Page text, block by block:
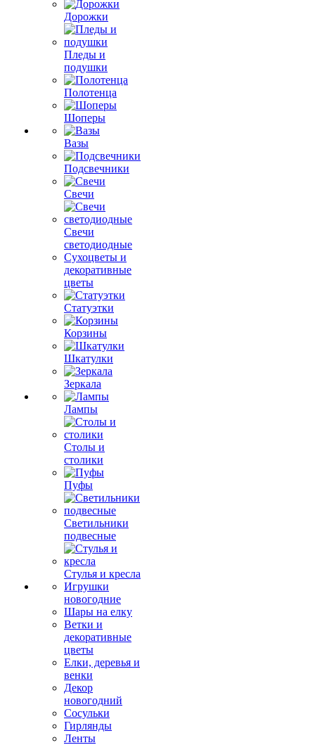
Дорожки
Пледы и
подушки
Полотенца
Шоперы
Вазы
Подсвечники
Свечи
Свечи
светодиодные
Сухоцветы и
декоративные
цветы
Статуэтки
Корзины
Шкатулки
Зеркала
Лампы
Столы и
столики
Пуфы
Светильники
подвесные
Стулья и кресла
Игрушки
новогодние
Шары на елку
Ветки и
декоративные
цветы
Елки, деревья и
венки
Декор
новогодний
Сосульки
Гирлянды
Ленты